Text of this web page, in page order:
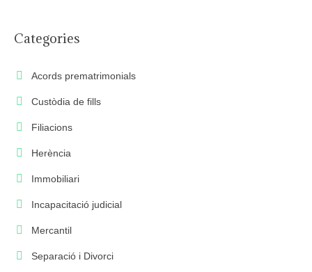
Categories
Acords prematrimonials
Custòdia de fills
Filiacions
Herència
Immobiliari
Incapacitació judicial
Mercantil
Separació i Divorci